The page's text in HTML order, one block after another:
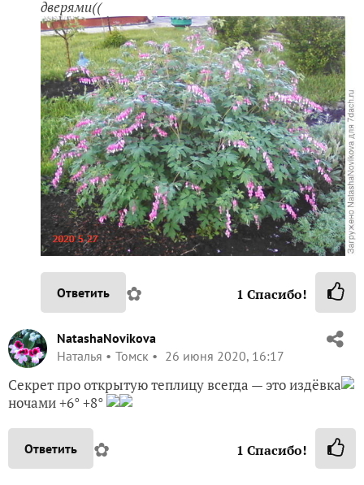
дверями((
Ответить ✿ 1 Спасибо!
NatashaNovikova
Наталья
Томск 26 июня 2020, 16:17
Секрет про открытую теплицу всегда — это издёвка
ночами +6° +8°
Ответить ✿ 1 Спасибо!